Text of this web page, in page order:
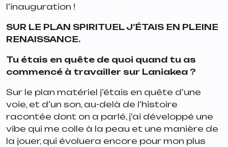
l’inauguration !
SUR LE PLAN SPIRITUEL J’ÉTAIS EN PLEINE
RENAISSANCE.
Tu étais en quête de quoi quand tu as
commencé à travailler sur Laniakea ?
Sur le plan matériel j’étais en quête d’une
voie, et d’un son, au-delà de l’histoire
racontée dont on a parlé, j’ai développé une
vibe qui me colle à la peau et une manière de
la jouer, qui évoluera encore pour mon plus